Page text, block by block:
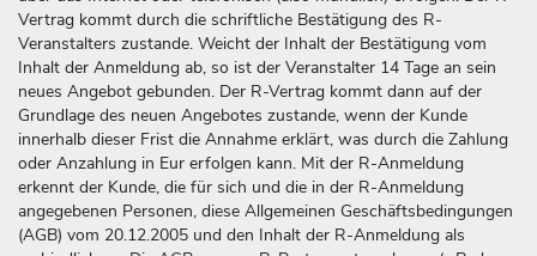
Vertrag kommt durch die schriftliche Bestätigung des R-
Veranstalters zustande. Weicht der Inhalt der Bestätigung vom
Inhalt der Anmeldung ab, so ist der Veranstalter 14 Tage an sein
neues Angebot gebunden. Der R-Vertrag kommt dann auf der
Grundlage des neuen Angebotes zustande, wenn der Kunde
innerhalb dieser Frist die Annahme erklärt, was durch die Zahlung
oder Anzahlung in Eur erfolgen kann. Mit der R-Anmeldung
erkennt der Kunde, die für sich und die in der R-Anmeldung
angegebenen Personen, diese Allgemeinen Geschäftsbedingungen
(AGB) vom 20.12.2005 und den Inhalt der R-Anmeldung als